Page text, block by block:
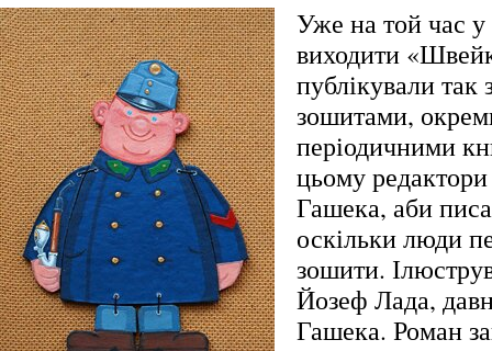
Уже на той час у
виходити
публікували так
зошитами,
періодичними
цьому
Гашека, аби
оскільки люди
зошити.
Йозеф Лада,
Гашека. Роман